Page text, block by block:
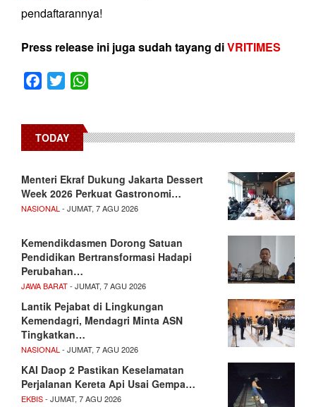
pendaftarannya!
Press release ini juga sudah tayang diVRITIMES
Facebook
Twitter
TODAY
Menteri Ekraf Dukung Jakarta Dessert
Week 2026 Perkuat Gastronomi…
NASIONAL- JUMAT, 7 AGU 2026
Kemendikdasmen Dorong Satuan
Pendidikan Bertransformasi Hadapi
Perubahan…
JAWA BARAT- JUMAT, 7 AGU 2026
Lantik Pejabat di Lingkungan
Kemendagri, Mendagri Minta ASN
Tingkatkan…
NASIONAL- JUMAT, 7 AGU 2026
KAI Daop 2 Pastikan Keselamatan
Perjalanan Kereta Api Usai Gempa…
EKBIS- JUMAT, 7 AGU 2026